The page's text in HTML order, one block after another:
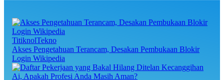
TitiknolTekno
Akses Pengetahuan Terancam, Desakan Pembukaan Blokir
Login Wikipedia